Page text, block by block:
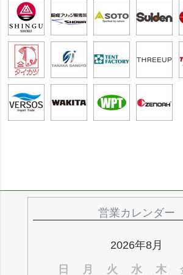
営業カレンダー
2026年8月
日
月 火 水 木